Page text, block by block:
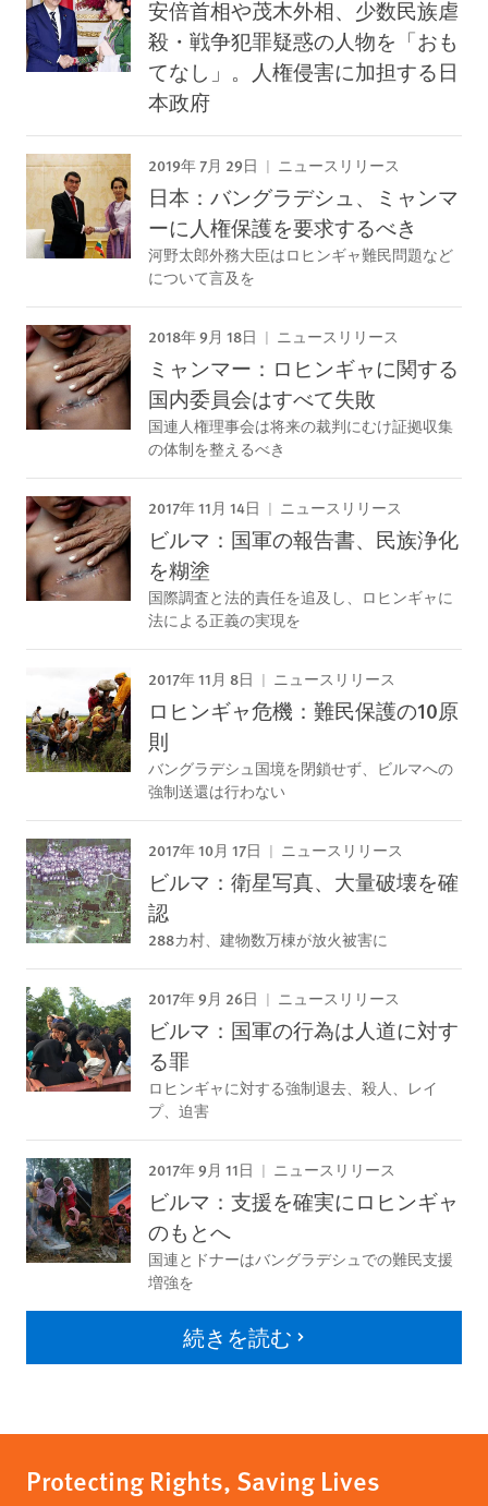
安倍首相や茂木外相、少数民族虐
殺・戦争犯罪疑惑の人物を「おも
てなし」。人権侵害に加担する日
本政府
2019年 7月 29日 ニュースリリース
日本：バングラデシュ、ミャンマ
ーに人権保護を要求するべき
河野太郎外務大臣はロヒンギャ難民問題など
について言及を
2018年 9月 18日 ニュースリリース
ミャンマー：ロヒンギャに関する
国内委員会はすべて失敗
国連人権理事会は将来の裁判にむけ証拠収集
の体制を整えるべき
2017年 11月 14日 ニュースリリース
ビルマ：国軍の報告書、民族浄化
を糊塗
国際調査と法的責任を追及し、ロヒンギャに
法による正義の実現を
2017年 11月 8日 ニュースリリース
ロヒンギャ危機：難民保護の10原
則
バングラデシュ国境を閉鎖せず、ビルマへの
強制送還は行わない
2017年 10月 17日 ニュースリリース
ビルマ：衛星写真、大量破壊を確
認
288カ村、建物数万棟が放火被害に
2017年 9月 26日 ニュースリリース
ビルマ：国軍の行為は人道に対す
る罪
ロヒンギャに対する強制退去、殺人、レイ
プ、迫害
2017年 9月 11日 ニュースリリース
ビルマ：支援を確実にロヒンギャ
のもとへ
国連とドナーはバングラデシュでの難民支援
増強を
続きを読む
Protecting Rights, Saving Lives